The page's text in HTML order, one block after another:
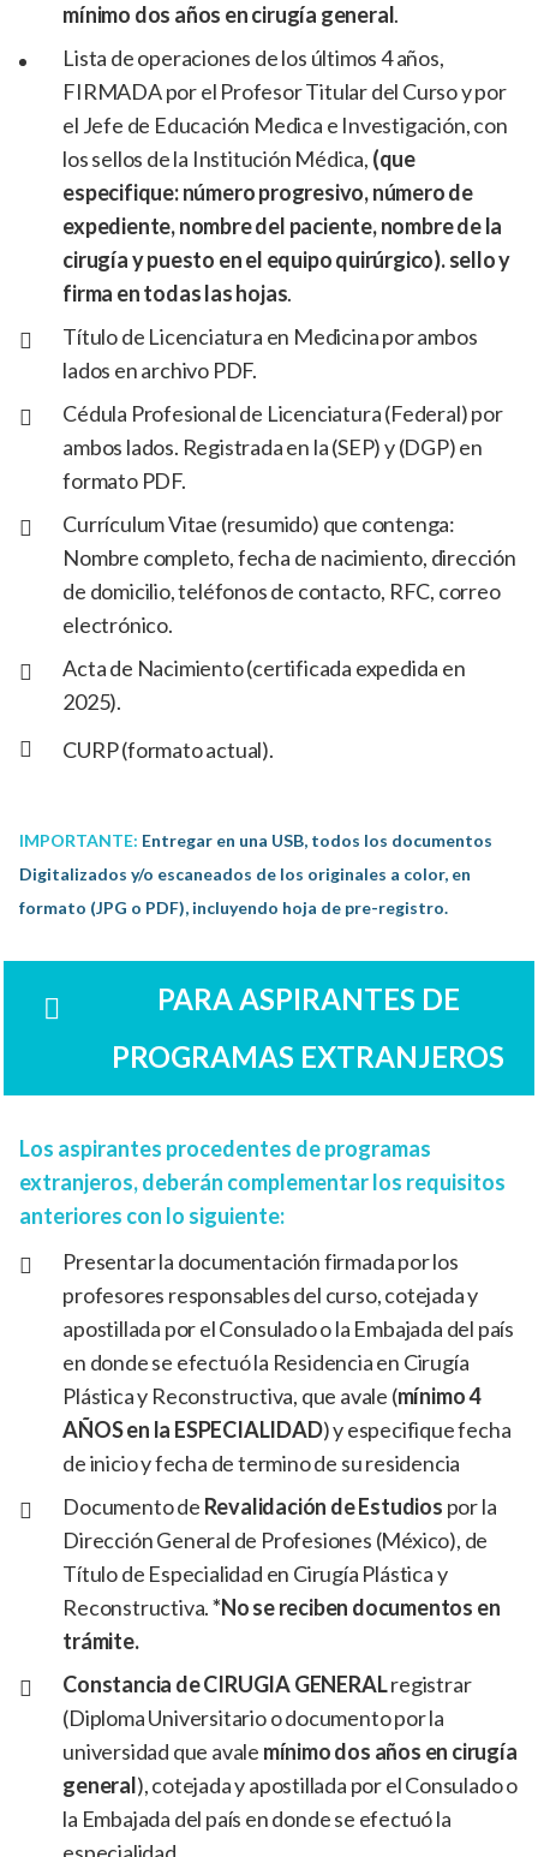
mínimo dos años en cirugía general.
Lista de operaciones de los últimos 4 años,
FIRMADA por el Profesor Titular del Curso y por
el Jefe de Educación Medica e Investigación, con
los sellos de la Institución Médica, (que
especifique: número progresivo, número de
expediente, nombre del paciente, nombre de la
cirugía y puesto en el equipo quirúrgico). sello y
firma en todas las hojas.
Título de Licenciatura en Medicina por ambos
lados en archivo PDF.
Cédula Profesional de Licenciatura (Federal) por
ambos lados. Registrada en la (SEP) y (DGP) en
formato PDF.
Currículum Vitae (resumido) que contenga:
Nombre completo, fecha de nacimiento, dirección
de domicilio, teléfonos de contacto, RFC, correo
electrónico.
Acta de Nacimiento (certificada expedida en
2025).
CURP (formato actual).
IMPORTANTE: Entregar en una USB, todos los documentos
Digitalizados y/o escaneados de los originales a color, en
formato (JPG o PDF), incluyendo hoja de pre-registro.
PARA ASPIRANTES DE
PROGRAMAS EXTRANJEROS
Los aspirantes procedentes de programas
extranjeros, deberán complementar los requisitos
anteriores con lo siguiente:
Presentar la documentación firmada por los
profesores responsables del curso, cotejada y
apostillada por el Consulado o la Embajada del país
en donde se efectuó la Residencia en Cirugía
Plástica y Reconstructiva, que avale (mínimo 4
AÑOS en la ESPECIALIDAD) y especifique fecha
de inicio y fecha de termino de su residencia
Documento de Revalidación de Estudios por la
Dirección General de Profesiones (México), de
Título de Especialidad en Cirugía Plástica y
Reconstructiva.*No se reciben documentos en
trámite.
Constancia de CIRUGIA GENERALregistrar
(Diploma Universitario o documento por la
universidad que avale mínimo dos años en cirugía
general), cotejada y apostillada por el Consulado o
la Embajada del país en donde se efectuó la